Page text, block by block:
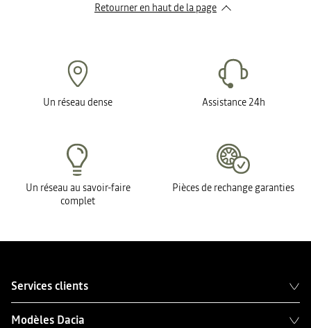
Retourner en haut de la page
Un réseau dense Assistance 24h
Un réseau au savoir-faire
complet
Pièces de rechange garanties
Services clients
Modèles Dacia